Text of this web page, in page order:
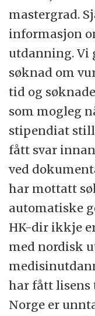
mastergrad.
informasjon
utdanning. Vi
søknad om
tid og
som mogleg
stipendiat
fått svar
ved
har mottatt
automatiske
HK-dir ikkje
med nordisk
har fått lisens
Norge er